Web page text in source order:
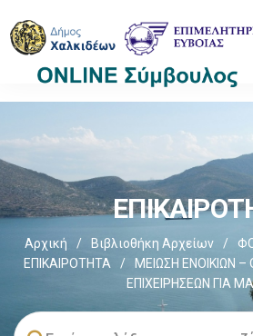
Αρχική / Βιβλιοθήκη Αρχείων /
ΕΠΙΚΑΙΡΟΤΗΤΑ
/
ΜΕΙΩΣΗ ΕΝΟΙΚΙΩΝ
ΕΠΙΧΕΙΡΗΣΕΩΝ ΓΙΑ